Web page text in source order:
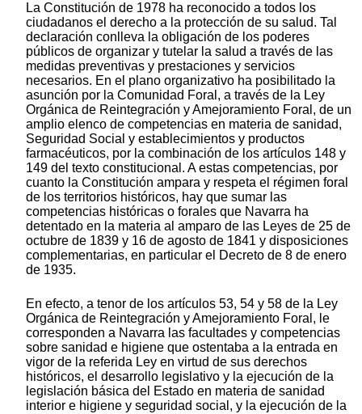
La Constitución de 1978 ha reconocido a todos los
ciudadanos el derecho a la protección de su salud. Tal
declaración conlleva la obligación de los poderes
públicos de organizar y tutelar la salud a través de las
medidas preventivas y prestaciones y servicios
necesarios. En el plano organizativo ha posibilitado la
asunción por la Comunidad Foral, a través de la Ley
Orgánica de Reintegración y Amejoramiento Foral, de un
amplio elenco de competencias en materia de sanidad,
Seguridad Social y establecimientos y productos
farmacéuticos, por la combinación de los artículos 148 y
149 del texto constitucional. A estas competencias, por
cuanto la Constitución ampara y respeta el régimen foral
de los territorios históricos, hay que sumar las
competencias históricas o forales que Navarra ha
detentado en la materia al amparo de las Leyes de 25 de
octubre de 1839 y 16 de agosto de 1841 y disposiciones
complementarias, en particular el Decreto de 8 de enero
de 1935.
En efecto, a tenor de los artículos 53, 54 y 58 de la Ley
Orgánica de Reintegración y Amejoramiento Foral, le
corresponden a Navarra las facultades y competencias
sobre sanidad e higiene que ostentaba a la entrada en
vigor de la referida Ley en virtud de sus derechos
históricos, el desarrollo legislativo y la ejecución de la
legislación básica del Estado en materia de sanidad
interior e higiene y seguridad social, y la ejecución de la